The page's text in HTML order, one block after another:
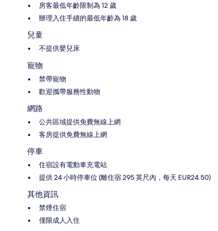
房客最低年齡限制為 12 歲
辦理入住手續的最低年齡為 18 歲
兒童
不提供嬰兒床
寵物
禁帶寵物
歡迎攜帶服務性動物
網路
公共區域提供免費無線上網
客房提供免費無線上網
停車
住宿設有電動車充電站
提供 24 小時停車位 (離住宿 295 英尺內，每天 EUR24.50)
其他資訊
禁煙住宿
僅限成人入住